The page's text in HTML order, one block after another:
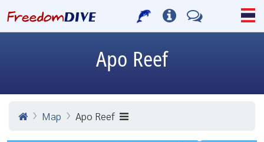
Apo Reef
Map Apo Reef